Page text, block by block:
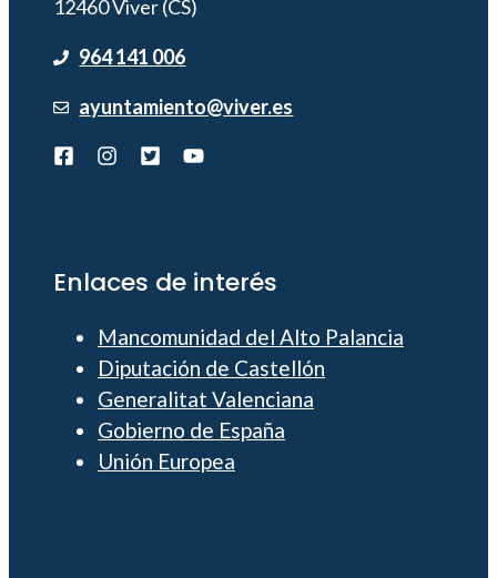
12460 Viver (CS)
964 141 006
ayuntamiento@viver.es
Enlaces de interés
Mancomunidad del Alto Palancia
Diputación de Castellón
Generalitat Valenciana
Gobierno de España
Unión Europea